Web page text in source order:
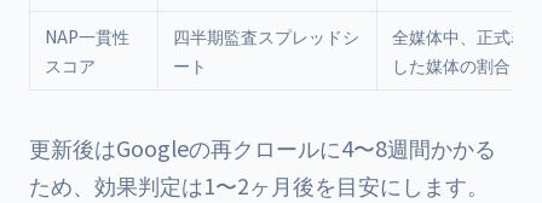
NAP一貫性
スコア
四半期監査スプレッドシ
ート
全媒体中、正式表
した媒体の割合（
更新後はGoogleの再クロールに4〜8週間かかる
ため、効果判定は1〜2ヶ月後を目安にします。